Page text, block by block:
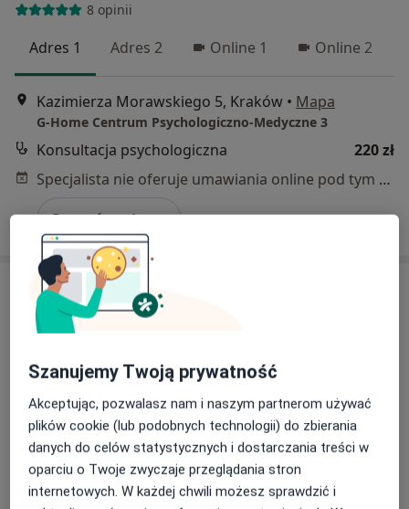
8 opinii
Adres 1 Adres 2 Online 1 Online 2
Kazimierza Morawskiego 5, Kraków • Mapa
G-Home Centrum Psychologiczno-Medyczne 3
Konsultacja psychologiczna
220 zł
Specjalista nie oferuje umawiania online pod tym adresem.
Poproś o wizytę
Bezpieczne płatności
mgr Maria Słota
Psycholog · Więcej
9 opinii
Szanujemy Twoją prywatność
Akceptując, pozwalasz nam i naszym partnerom używać
plików cookie (lub podobnych technologii) do zbierania
danych do celów statystycznych i dostarczania treści w
oparciu o Twoje zwyczaje przeglądania stron
internetowych. W każdej chwili możesz sprawdzić i